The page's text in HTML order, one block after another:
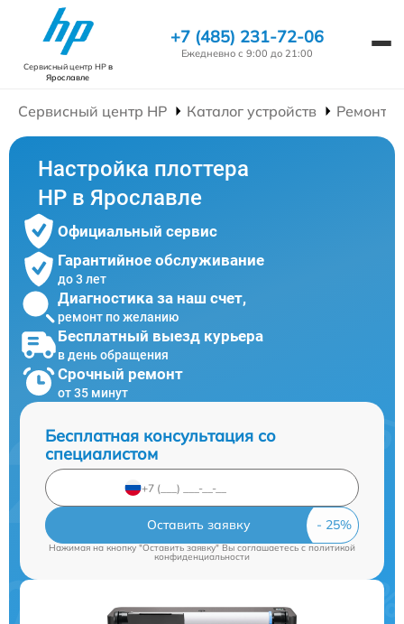
Сервисный центр HPв
Ярославле
+7 (485) 231-72-06
Ежедневно с 9:00 до 21:00
Сервисный центр HP Каталог устройств Ремонт
Настройка плоттера
HP в Ярославле
Официальный сервис
Гарантийное обслуживание
до 3 лет
Диагностика за наш счет,
ремонт по желанию
Бесплатный выезд курьера
в день обращения
Срочный ремонт
от 35 минут
Бесплатная консультация со
специалистом
Оставить заявку
Нажимая на кнопку "Оставить заявку" Вы соглашаетесь cполитикой
конфиденциальности